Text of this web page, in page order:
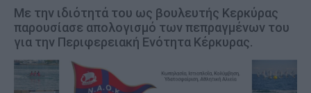
Με την ιδιότητά του ως βουλευτής Κερκύρας
παρουσίασε απολογισμό των πεπραγμένων του
για την Περιφερειακή Ενότητα Κέρκυρας.